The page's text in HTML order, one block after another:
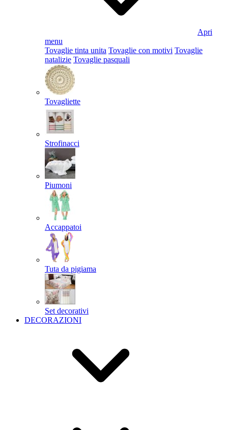
Apri
menu
Tovaglie tinta unita Tovaglie con motivi Tovaglie
natalizie Tovaglie pasquali
Tovagliette
Strofinacci
Piumoni
Accappatoi
Tuta da pigiama
Set decorativi
DECORAZIONI